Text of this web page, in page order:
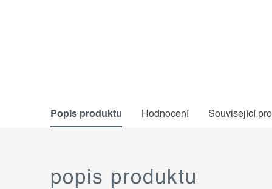
Popis produktu Hodnocení Související
popis produktu